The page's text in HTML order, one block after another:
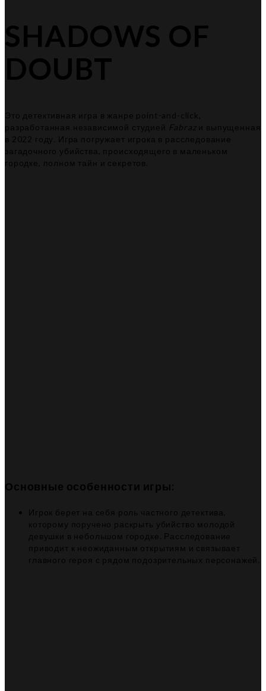
SHADOWS OF
DOUBT
Это детективная игра в жанре point-and-click,
разработанная независимой студией
Fabrazи выпущенная
в 2022 году. Игра погружает игрока в расследование
загадочного убийства, происходящего в маленьком
городке, полном тайн и секретов.
Основные особенности игры:
Игрок берет на себя роль частного детектива,
которому поручено раскрыть убийство молодой
девушки в небольшом городке. Расследование
приводит к неожиданным открытиям и связывает
главного героя с рядом подозрительных персонажей.